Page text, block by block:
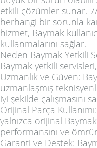
etkili çözümler sunar.
herhangi bir sorunla
hizmet, Baymak
kullanmalarını sağlar.
Neden Baymak Yetkili
Baymak yetkili
Uzmanlık ve Güven:
uzmanlaşmış
iyi şekilde çalışmasını
Orijinal Parça
yalnızca orijinal
performansını ve
Garanti ve Destek: